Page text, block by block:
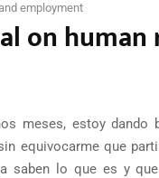
employment
on
meses, estoy
equivocarme que
saben lo que es y